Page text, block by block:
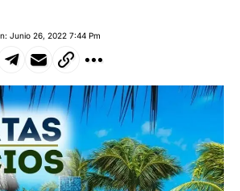
Junio 26, 2022 7:44 Pm